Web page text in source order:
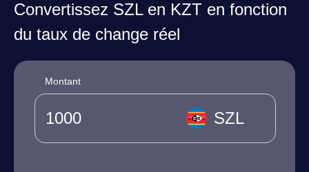
Convertissez SZL en KZT en fonction
du taux de change réel
Montant
SZL